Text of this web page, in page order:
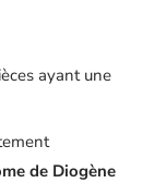
ayant une
de Diogène